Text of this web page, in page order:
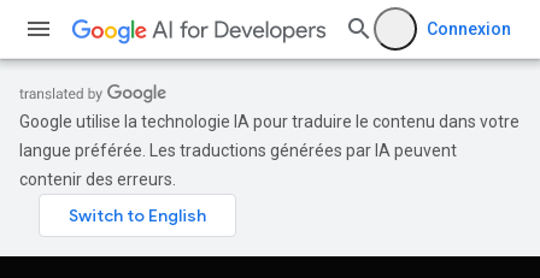
Connexion
Google utilise la technologie IA pour traduire le contenu dans votre
langue préférée. Les traductions générées par IA peuvent
contenir des erreurs.